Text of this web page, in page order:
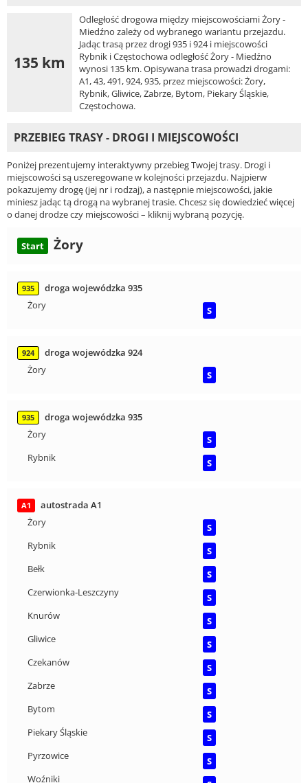
135 km
Odległość drogowa między miejscowościami Żory -
Miedźno zależy od wybranego wariantu przejazdu.
Jadąc trasą przez drogi 935 i 924 i miejscowości
Rybnik i Częstochowa odległość Żory - Miedźno
wynosi 135 km. Opisywana trasa prowadzi drogami:
A1, 43, 491, 924, 935, przez miejscowości: Żory,
Rybnik, Gliwice, Zabrze, Bytom, Piekary Śląskie,
Częstochowa.
PRZEBIEG TRASY - DROGI I MIEJSCOWOŚCI
Poniżej prezentujemy interaktywny przebieg Twojej trasy. Drogi i
miejscowości są uszeregowane w kolejności przejazdu. Najpierw
pokazujemy drogę (jej nr i rodzaj), a następnie miejscowości, jakie
miniesz jadąc tą drogą na wybranej trasie. Chcesz się dowiedzieć więcej
o danej drodze czy miejscowości – kliknij wybraną pozycję.
Start Żory
935
droga wojewódzka 935
Żory
S
924
droga wojewódzka 924
Żory
S
935
droga wojewódzka 935
Żory
S
Rybnik
S
A1
autostrada A1
Żory
S
Rybnik
S
Bełk
S
Czerwionka-Leszczyny
S
Knurów
S
Gliwice
S
Czekanów
S
Zabrze
S
Bytom
S
Piekary Śląskie
S
Pyrzowice
S
Woźniki